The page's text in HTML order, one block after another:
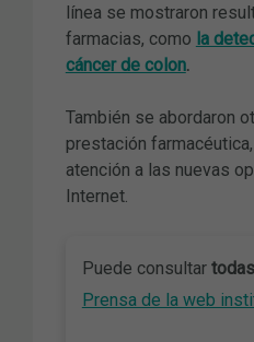
línea se mostraron
farmacias, como la
cáncer de colon.
También se abordaron
prestación
atención a las nuevas
Internet.
Puede consultartodas
Prensa de la web